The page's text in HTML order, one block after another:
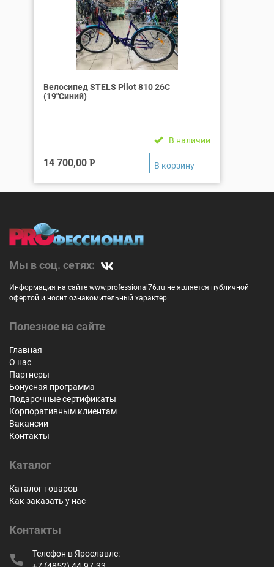
Велосипед STELS Pilot 810 26C
(19″Синий)
В наличии
14 700,00 Р
Мы в соц. сетях:
Информация на сайте www.professional76.ru не является публичной
офертой и носит ознакомительный характер.
Полезное на сайте
Главная
О нас
Партнеры
Бонусная программа
Подарочные сертификаты
Корпоративным клиентам
Вакансии
Контакты
Каталог
Каталог товаров
Как заказать у нас
Контакты
Телефон в Ярославле: